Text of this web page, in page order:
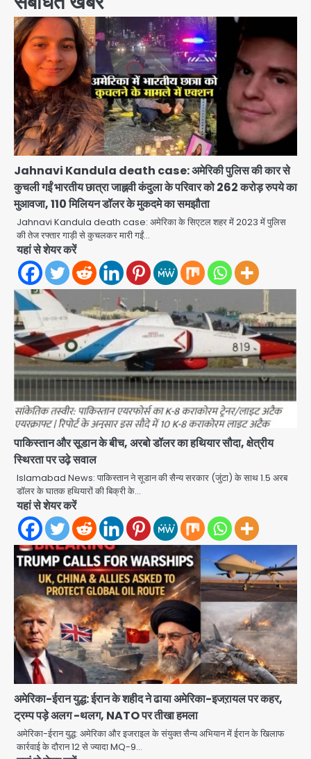
Jahnavi Kandula death case: अमेरिकी पुलिस की कार से
कुचली गईं भारतीय छात्रा जाह्नवी कंदुला के परिवार को 262 करोड़ रुपये का
मुआवजा, 110 मिलियन डॉलर के मुकदमे का समझौता
Jahnavi Kandula death case: अमेरिका के सिएटल शहर में 2023 में पुलिस
की तेज रफ्तार गाड़ी से कुचलकर मारी गईं…
यहां से शेयर करें
पाकिस्तान और सूडान के बीच, अरबो डॉलर का हथियार सौदा, क्षेत्रीय
स्थिरता पर उढ़े सवाल
Islamabad News: पाकिस्तान ने सूडान की सैन्य सरकार (जुंटा) के साथ 1.5 अरब
डॉलर के घातक हथियारों की बिक्री के…
यहां से शेयर करें
अमेरिका-ईरान युद्ध: ईरान के शहीद ने ढाया अमेरिका-इजऱायल पर कहर,
ट्रम्प पड़े अलग -थलग, NATO पर तीखा हमला
अमेरिका-ईरान युद्ध: अमेरिका और इजराइल के संयुक्त सैन्य अभियान में ईरान के खिलाफ
कार्रवाई के दौरान 12 से ज्यादा MQ-9…
2
Rahul Gandhi’s Prayagraj
संदेश, बीजेपी का वार
Avinash Kumar
3
युवा इनोवेटरों की सोच से हाईटेक होगी दिल्ली
पुलिस
Team JHJ
4
सुदर्शन शक्ति-वी अभ्यास में मॉक आॅपरेशन
Team JHJ
एयरपोर्ट का फर्जी कर्मचारी बनकर 3 लाख
उड़ाए, अब पहुंचा सलाखों के पीछे
Team JHJ